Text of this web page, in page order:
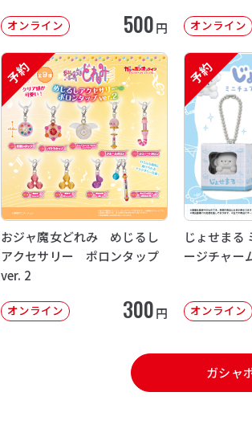
オンライン 500円 オンライン
予約
おジャ魔女どれみ めじるし
アクセサリー ポロンタップ
ver. 2
オンライン 300円
予約
じょせまる
ージチャー
オンライン
ガシャ